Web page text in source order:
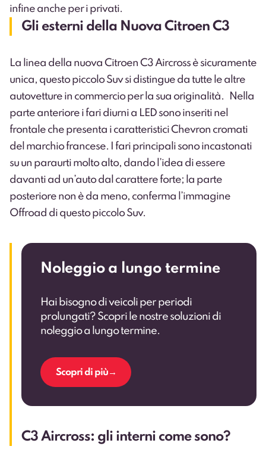
infine anche per i privati.
Gli esterni della Nuova Citroen C3
La linea della nuova Citroen C3 Aircross è sicuramente
unica, questo piccolo Suv si distingue da tutte le altre
autovetture in commercio per la sua originalità. Nella
parte anteriore i fari diurni a LED sono inseriti nel
frontale che presenta i caratteristici Chevron cromati
del marchio francese. I fari principali sono incastonati
su un paraurti molto alto, dando l’idea di essere
davanti ad un’auto dal carattere forte; la parte
posteriore non è da meno, conferma l’immagine
Offroad di questo piccolo Suv.
Noleggio a lungo termine
Hai bisogno di veicoli per periodi
prolungati? Scopri le nostre soluzioni di
noleggio a lungo termine.
Scopri di più
C3 Aircross: gli interni come sono?